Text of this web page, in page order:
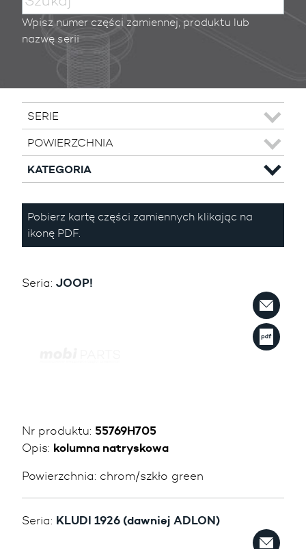
Wpisz numer części zamiennej, produktu lub
nazwę serii
SERIE
POWIERZCHNIA
KATEGORIA
Pobierz kartę części zamiennych klikając na
ikonę PDF.
Seria: JOOP!
Nr produktu: 55769H705
Opis: kolumna natryskowa
Powierzchnia: chrom/szkło green
Seria: KLUDI 1926 (dawniej ADLON)